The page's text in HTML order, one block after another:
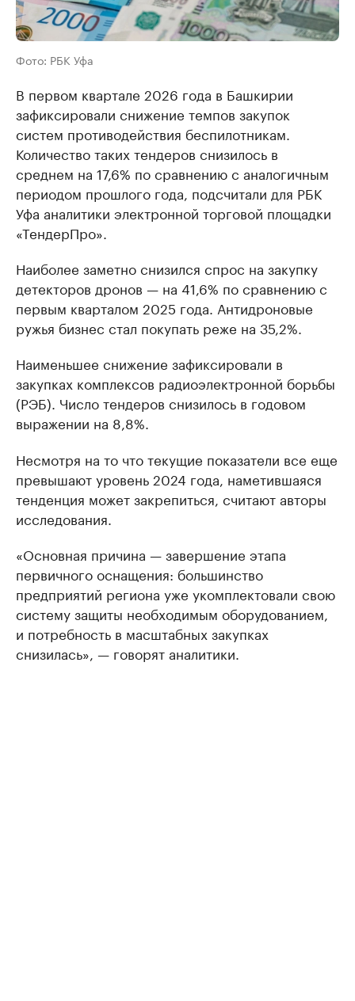
Фото: РБК Уфа
В первом квартале 2026 года в Башкирии
зафиксировали снижение темпов закупок
систем противодействия беспилотникам.
Количество таких тендеров снизилось в
среднем на 17,6% по сравнению с аналогичным
периодом прошлого года, подсчитали для РБК
Уфа аналитики электронной торговой площадки
«ТендерПро».
Наиболее заметно снизился спрос на закупку
детекторов дронов — на 41,6% по сравнению с
первым кварталом 2025 года. Антидроновые
ружья бизнес стал покупать реже на 35,2%.
Наименьшее снижение зафиксировали в
закупках комплексов радиоэлектронной борьбы
(РЭБ). Число тендеров снизилось в годовом
выражении на 8,8%.
Несмотря на то что текущие показатели все еще
превышают уровень 2024 года, наметившаяся
тенденция может закрепиться, считают авторы
исследования.
«Основная причина — завершение этапа
первичного оснащения: большинство
предприятий региона уже укомплектовали свою
систему защиты необходимым оборудованием,
и потребность в масштабных закупках
снизилась», — говорят аналитики.